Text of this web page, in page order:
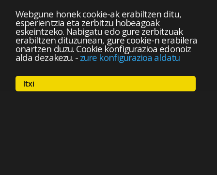
Webgune honek cookie-ak erabiltzen ditu,
esperientzia eta zerbitzu hobeagoak
eskeintzeko. Nabigatu edo gure zerbitzuak
erabiltzen dituzunean, gure cookie-n erabilera
onartzen duzu. Cookie konfigurazioa edonoiz
alda dezakezu.- zure konfigurazioa aldatu
Itxi